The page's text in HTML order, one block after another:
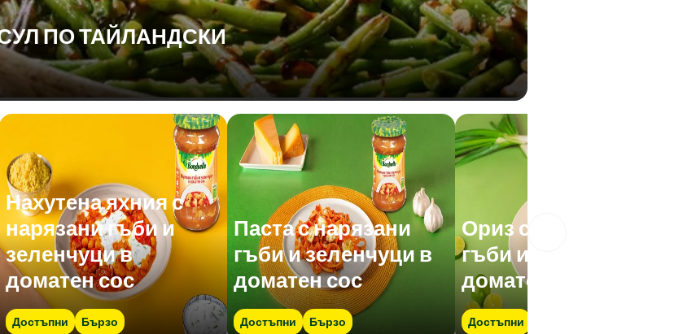
ПО ТАЙЛАНДСКИ
Нахутена яхния с
нарязани гъби и
зеленчуци в
доматен сос
Достъпни Бързо
Паста с нарязани
гъби и зеленчуци в
доматен сос
Достъпни Бързо
Ориз с нарязани
гъби и зеленчуци в
доматен сос
Достъпни